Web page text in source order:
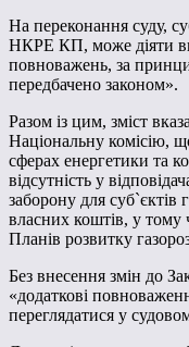
На переконання суду,
НКРЕ КП, може діяти
повноважень, за
передбачено законом».
Разом із цим, зміст
Національну комісію,
сферах енергетики та
відсутність у
заборону для
власних коштів, у тому
Планів розвитку
Без внесення змін до
«додаткові
переглядатися у